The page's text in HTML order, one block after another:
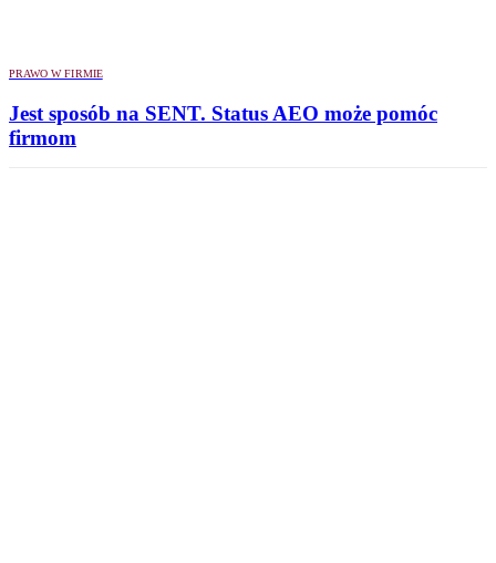
PRAWO W FIRMIE
Jest sposób na SENT. Status AEO może pomóc
firmom